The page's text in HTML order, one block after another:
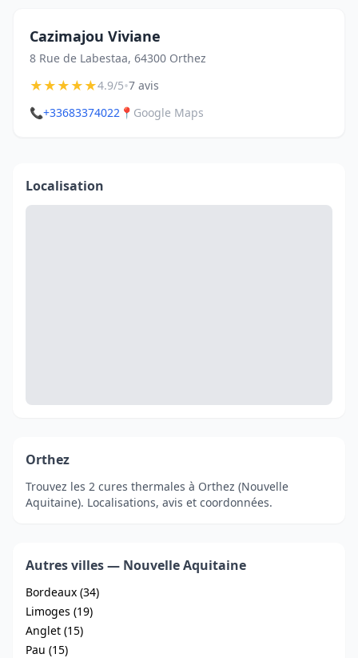
Cazimajou Viviane
8 Rue de Labestaa, 64300 Orthez
★★★★★4.9/5•7 avis
📞+33683374022 📍 Google Maps
Localisation
Orthez
Trouvez les 2 cures thermales à Orthez (Nouvelle
Aquitaine). Localisations, avis et coordonnées.
Autres villes — Nouvelle Aquitaine
Bordeaux (34)
Limoges (19)
Anglet (15)
Pau (15)